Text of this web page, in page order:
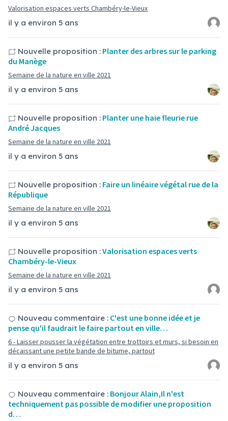
il y a environ 5 ans
Valorisation espaces verts Chambéry-le-Vieux
il y a environ 5 ans
Nouvelle proposition : Planter des arbres sur le parking
du Manège
Semaine de la nature en ville 2021
il y a environ 5 ans
Nouvelle proposition : Planter une haie fleurie rue
André Jacques
Semaine de la nature en ville 2021
il y a environ 5 ans
Nouvelle proposition : Faire un linéaire végétal rue de la
République
Semaine de la nature en ville 2021
il y a environ 5 ans
Nouvelle proposition :Valorisation espaces verts
Chambéry-le-Vieux
Semaine de la nature en ville 2021
il y a environ 5 ans
Nouveau commentaire : C'est une bonne idée et je
pense qu'il faudrait le faire partout en ville…
6 - Laisser pousser la végétation entre trottoirs et murs, si besoin en
décaissant une petite bande de bitume, partout
Nouveau commentaire : Bonjour Alain,Il n'est
techniquement pas possible de modifier une proposition
d…